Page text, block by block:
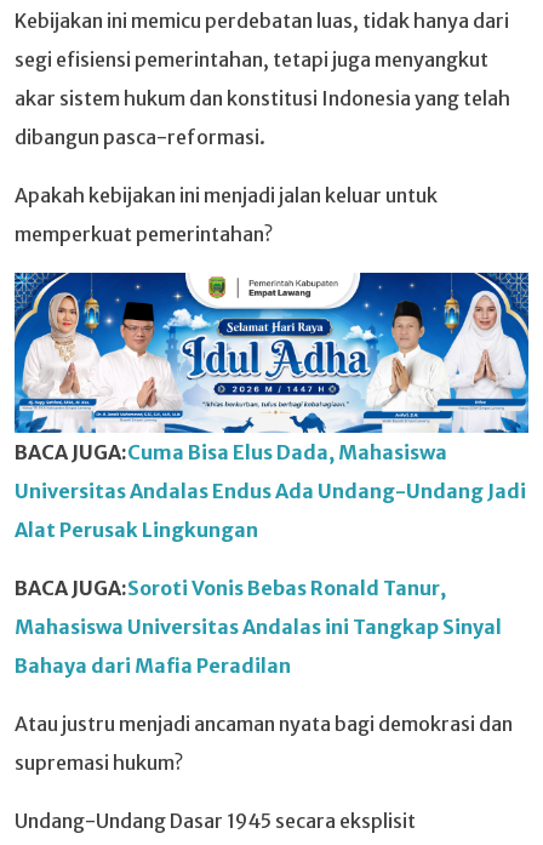
Kebijakan ini memicu perdebatan luas, tidak hanya dari
segi efisiensi pemerintahan, tetapi juga menyangkut
akar sistem hukum dan konstitusi Indonesia yang telah
dibangun pasca-reformasi.
Apakah kebijakan ini menjadi jalan keluar untuk
memperkuat pemerintahan?
BACA JUGA:Cuma Bisa Elus Dada, Mahasiswa
Universitas Andalas Endus Ada Undang-Undang Jadi
Alat Perusak Lingkungan
BACA JUGA:Soroti Vonis Bebas Ronald Tanur,
Mahasiswa Universitas Andalas ini Tangkap Sinyal
Bahaya dari Mafia Peradilan
Atau justru menjadi ancaman nyata bagi demokrasi dan
supremasi hukum?
Undang-Undang Dasar 1945 secara eksplisit